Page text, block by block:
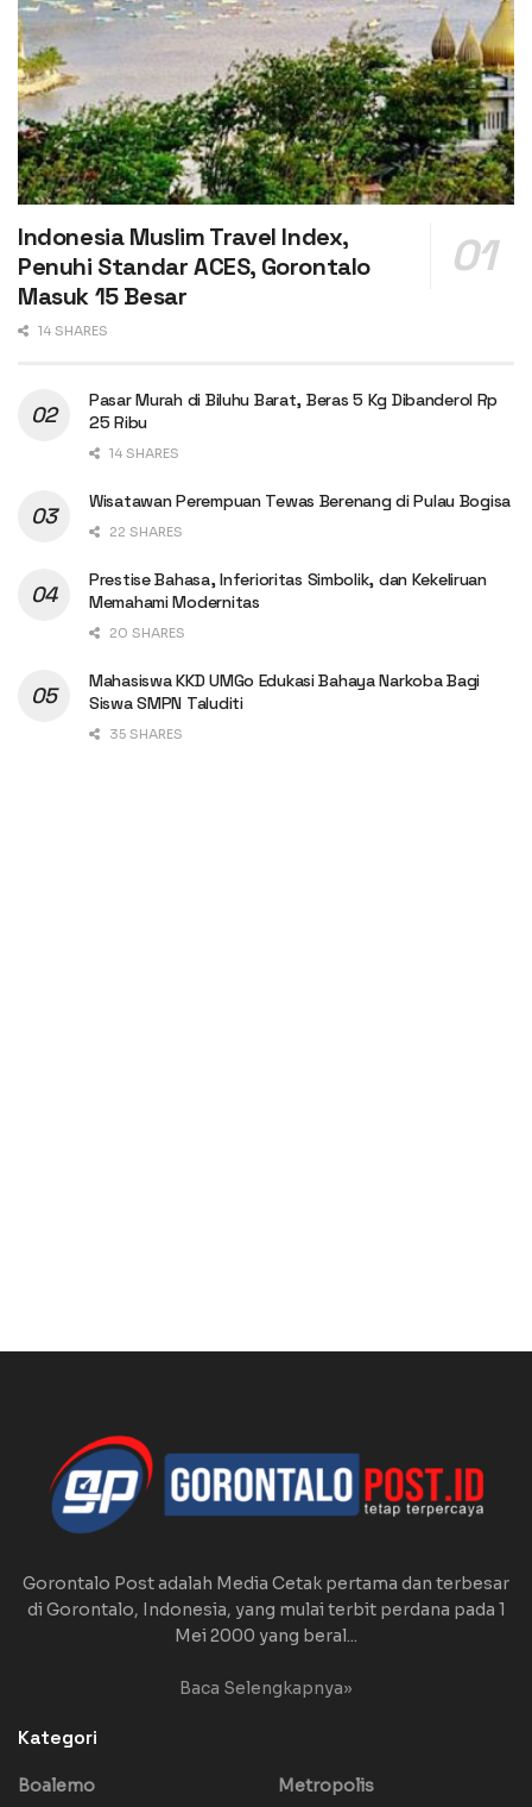
Indonesia Muslim Travel Index,
Penuhi Standar ACES, Gorontalo
Masuk 15 Besar
14 SHARES
Pasar Murah di Biluhu Barat, Beras 5 Kg Dibanderol Rp
25 Ribu
14 SHARES
Wisatawan Perempuan Tewas Berenang di Pulau Bogisa
22 SHARES
Prestise Bahasa, Inferioritas Simbolik, dan Kekeliruan
Memahami Modernitas
20 SHARES
Mahasiswa KKD UMGo Edukasi Bahaya Narkoba Bagi
Siswa SMPN Taluditi
35 SHARES
Gorontalo Post adalah Media Cetak pertama dan terbesar
di Gorontalo, Indonesia, yang mulai terbit perdana pada 1
Mei 2000 yang beral...
Baca Selengkapnya»
Kategori
Boalemo
Metropolis